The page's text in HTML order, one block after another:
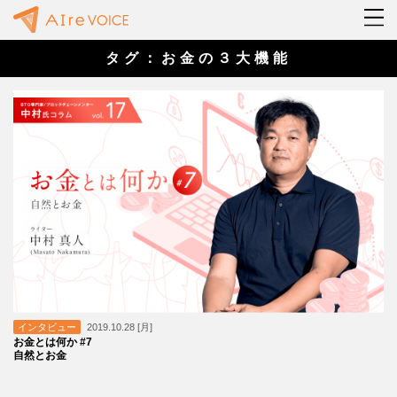
タグ：お金の３大機能
インタビュー 2019.10.28 [月]
お金とは何か #7
自然とお金